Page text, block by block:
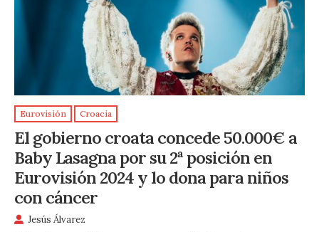
Eurovisión Croacia
El gobierno croata concede 50.000€ a
Baby Lasagna por su 2ª posición en
Eurovisión 2024 y lo dona para niños
con cáncer
Jesús Álvarez